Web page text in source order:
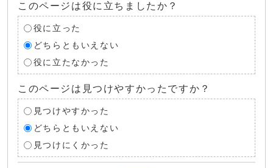
このページは役に立ちましたか？
役に立った
どちらともいえない
役に立たなかった
このページは見つけやすかったですか？
見つけやすかった
どちらともいえない
見つけにくかった